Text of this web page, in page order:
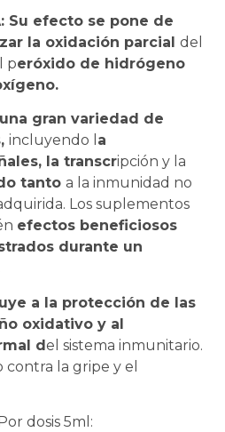
Su efecto se pone de
la oxidación parcial del
peróxido de hidrógeno
na gran variedad de
incluyendo l a
la transcripción y la
tanto a la inmunidad no
Los suplementos
efectos beneficiosos
durante un
a la protección de las
oxidativo y al
del sistema inmunitario.
la gripe y el
Por dosis 5ml: